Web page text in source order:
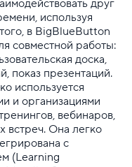
друг
используя
в BigBlueButton
совместной работы:
доска,
показ презентаций.
используется
и организациями
вебинаров,
встреч. Она легко
с
(Learning